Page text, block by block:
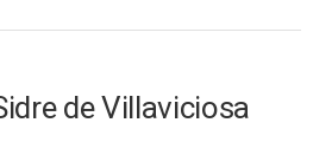
de Villaviciosa